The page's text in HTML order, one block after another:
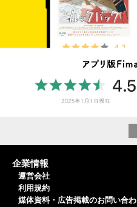
企業情報
運営会社
利用規約
媒体資料・広告掲載のお問い合わ